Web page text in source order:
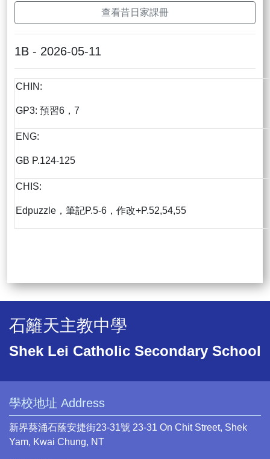
查看昔日家課冊
1B - 2026-05-11
CHIN:
GP3: 預習6，7
ENG:
GB P.124-125
CHIS:
Edpuzzle，筆記P.5-6，作改+P.52,54,55
石籬天主教中學
Shek Lei Catholic Secondary School
學校地址 Address
新界葵涌石蔭安捷街23-31號 23-31 On Chit Street, Shek
Yam, Kwai Chung, NT